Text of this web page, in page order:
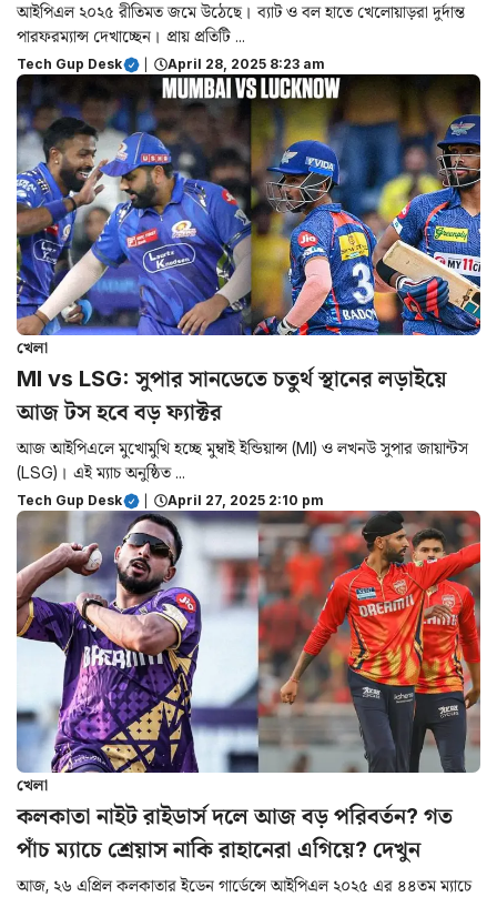
আইপিএল ২০২৫ রীতিমত জমে উঠেছে। ব্যাট ও বল হাতে খেলোয়াড়রা দুর্দান্ত
পারফরম্যান্স দেখাচ্ছেন। প্রায় প্রতিটি ...
Tech Gup Desk April 28, 2025 8:23 am
খেলা
MI vs LSG: সুপার সানডেতে চতুর্থ স্থানের লড়াইয়ে
আজ টস হবে বড় ফ্যাক্টর
আজ আইপিএলে মুখোমুখি হচ্ছে মুম্বাই ইন্ডিয়ান্স (MI) ও লখনউ সুপার জায়ান্টস
(LSG)। এই ম্যাচ অনুষ্ঠিত ...
Tech Gup Desk April 27, 2025 2:10 pm
খেলা
কলকাতা নাইট রাইডার্স দলে আজ বড় পরিবর্তন? গত
পাঁচ ম্যাচে শ্রেয়াস নাকি রাহানেরা এগিয়ে? দেখুন
আজ, ২৬ এপ্রিল কলকাতার ইডেন গার্ডেন্সে আইপিএল ২০২৫ এর ৪৪তম ম্যাচে